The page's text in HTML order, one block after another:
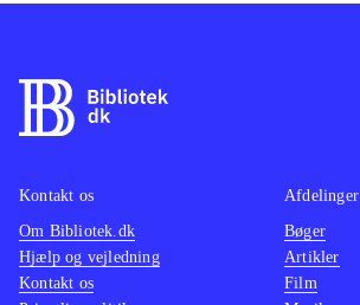
Kontakt os
Om Bibliotek.dk
Hjælp og vejledning
Kontakt os
Afdelinger
Bøger
Artikler
Film